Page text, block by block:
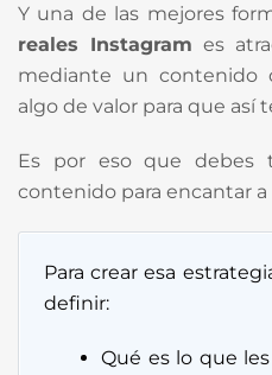
Y una de las mejores
reales Instagram es
mediante un contenido
algo de valor para que así
Es por eso que debes
contenido para encantar
Para crear esa
definir:
Qué es lo que